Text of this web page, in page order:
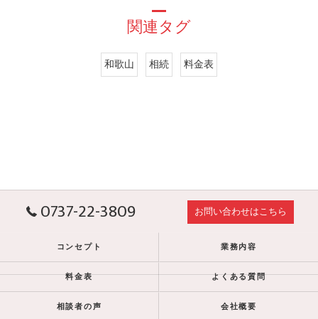
関連タグ
和歌山 相続 料金表
0737-22-3809 お問い合わせはこちら
コンセプト 業務内容
料金表 よくある質問
相談者の声 会社概要